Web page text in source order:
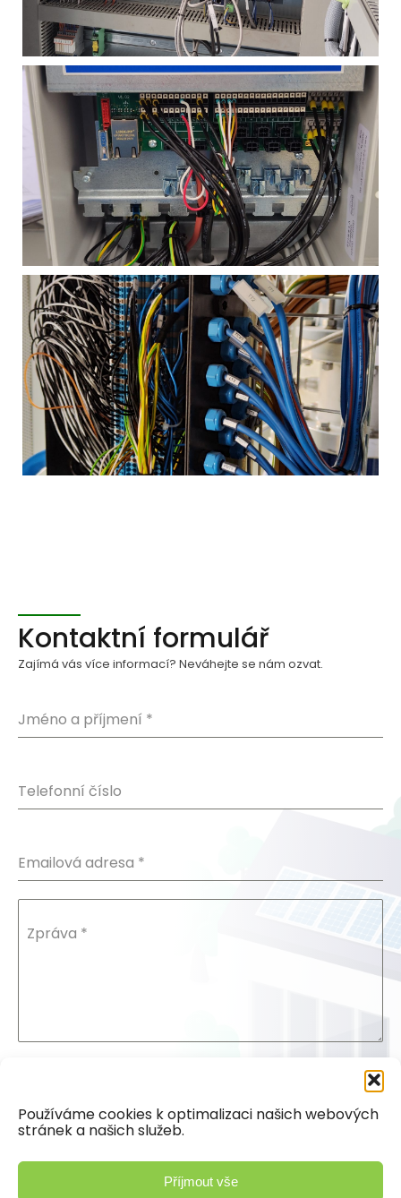
Používáme cookies k optimalizaci našich webových
stránek a našich služeb.
Příjmout vše
Kontaktní formulář
Zajímá vás více informací? Neváhejte se nám ozvat.
Jméno a příjmení *
Telefonní číslo
Emailová adresa *
Zpráva *
Poslat zprávu